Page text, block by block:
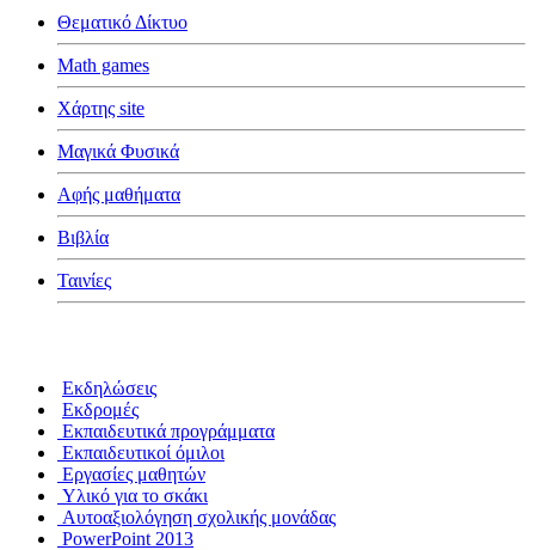
Θεματικό Δίκτυο
Math games
Χάρτης site
Μαγικά Φυσικά
Αφής μαθήματα
Βιβλία
Ταινίες
Εκδηλώσεις
Εκδρομές
Εκπαιδευτικά προγράμματα
Εκπαιδευτικοί όμιλοι
Εργασίες μαθητών
Υλικό για το σκάκι
Αυτοαξιολόγηση σχολικής μονάδας
PowerPoint 2013